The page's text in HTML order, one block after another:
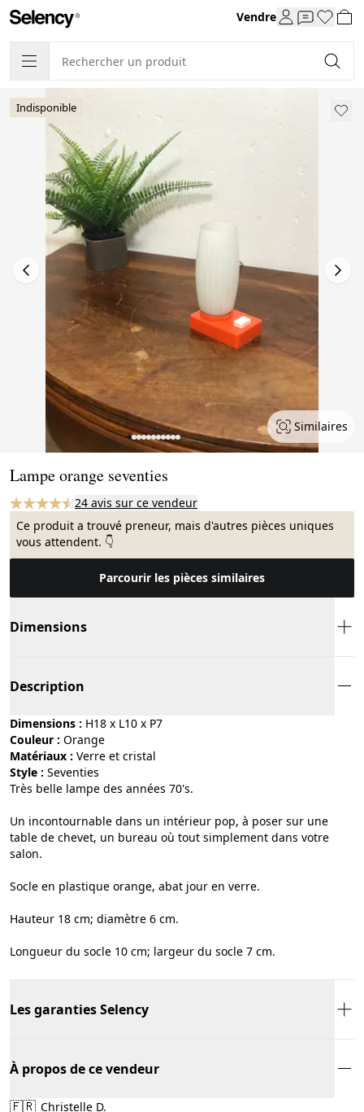
Vendre
Indisponible
Similaires
Lampe orange seventies
24 avis sur ce vendeur
Ce produit a trouvé preneur, mais d'autres pièces uniques
vous attendent. 👇
Parcourir les pièces similaires
Dimensions
Description
Dimensions : H18 x L10 x P7
Couleur :
orange
Matériaux :
verre et cristal
Style :
seventies
Très belle lampe des années 70's.
Un incontournable dans un intérieur pop, à poser sur une
table de chevet, un bureau où tout simplement dans votre
salon.
Socle en plastique orange, abat jour en verre.
Hauteur 18 cm; diamètre 6 cm.
Longueur du socle 10 cm; largeur du socle 7 cm.
Les garanties Selency
À propos de ce vendeur
🇫🇷 Christelle D.